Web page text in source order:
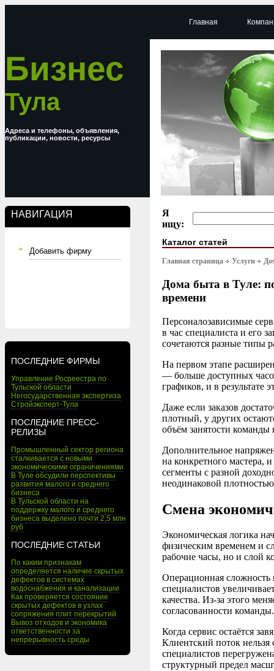
Бизнес
Тула
Адреса и телефоны, объявления,
публикации, новости, ресурсы
НАВИГАЦИЯ
Добавить фирму
ПОСЛЕДНИЕ ФИРМЫ
Управление Росреестра по
Тульской области
Негосударственная экспертиза
Стройэксперт-Тула
ПОСЛЕДНИЕ ПРЕСС-
РЕЛИЗЫ
Промышленный сектор региона
сталкивается с новыми
экономическими ограничениями
В Туле обсудили перспективы
развития малого и среднего
бизнеса
В Тульской области на
поддержку малого и среднего
бизнеса выделено почти 2,5 млн
руб
ПОСЛЕДНИЕ СТАТЬИ
По каким признакам
определяется наличие скрытых
дефектов в системах
водоснабжения и канализации
Как проверяется состояние
скрытых дефектов в узлах
сопряжения плит перекрытий
Вывоз отходов и экономика
ответственности за
непрерывность среды
Главная
Я
ищу:
Каталог статей
Главная страница Услуги
Дома быта в Туле:
времени
Персоналозависимые
в час специалиста и его
сочетаются разные типы
На первом этапе
— больше доступных
графиков, и в результате
Даже если заказов
плотный, у других
объём занятости команды
Дополнительное
на конкретного мастера,
сегменты с разной
неодинаковой
Смена
Экономическая логика
физическим временем и
рабочие часы, но и слой
Операционная сложность
специалистов
качества. Из-за этого
согласованности команды.
Когда сервис остаётся
Клиентский поток нельзя
специалистов
структурный предел